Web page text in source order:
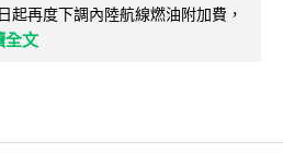
起再度下調內陸航線燃油附加費，
全文